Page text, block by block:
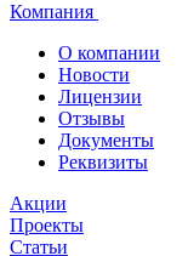
Компания
О компании
Новости
Лицензии
Отзывы
Документы
Реквизиты
Акции
Проекты
Статьи